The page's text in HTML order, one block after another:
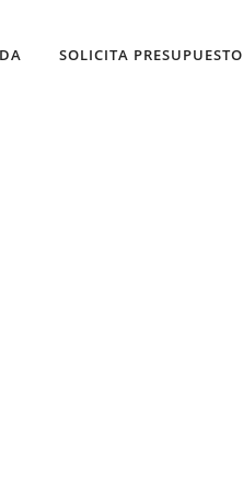
SOLICITA PRESUPUESTO